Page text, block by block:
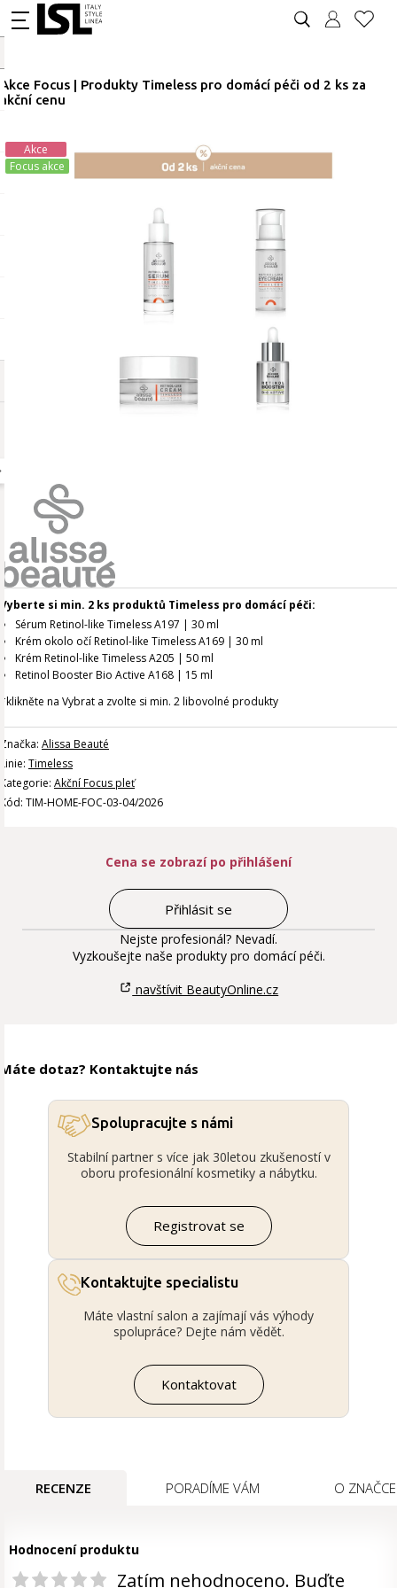
Akce Focus | Produkty Timeless pro domácí péči od 2 ks za
akční cenu
Akce
Focus akce
Vyberte si min. 2 ks produktů Timeless pro domácí péči:
Sérum Retinol-like Timeless A197 | 30 ml
Krém okolo očí Retinol-like Timeless A169 | 30 ml
Krém Retinol-like Timeless A205 | 50 ml
Retinol Booster Bio Active A168 | 15 ml
*klikněte na Vybrat a zvolte si min. 2 libovolné produkty
Značka: Alissa Beauté
Linie: Timeless
Kategorie: Akční Focus pleť
Kód: TIM-HOME-FOC-03-04/2026
Cena se zobrazí po přihlášení
Přihlásit se
Nejste profesionál? Nevadí.
Vyzkoušejte naše produkty pro domácí péči.
navštívit BeautyOnline.cz
Máte dotaz? Kontaktujte nás
Spolupracujte s námi
Stabilní partner s více jak 30letou zkušeností v
oboru profesionální kosmetiky a nábytku.
Registrovat se
Kontaktujte specialistu
Máte vlastní salon a zajímají vás výhody
spolupráce? Dejte nám vědět.
Kontaktovat
RECENZE PORADÍME VÁM O ZNAČCE
Hodnocení produktu
Zatím nehodnoceno. Buďte